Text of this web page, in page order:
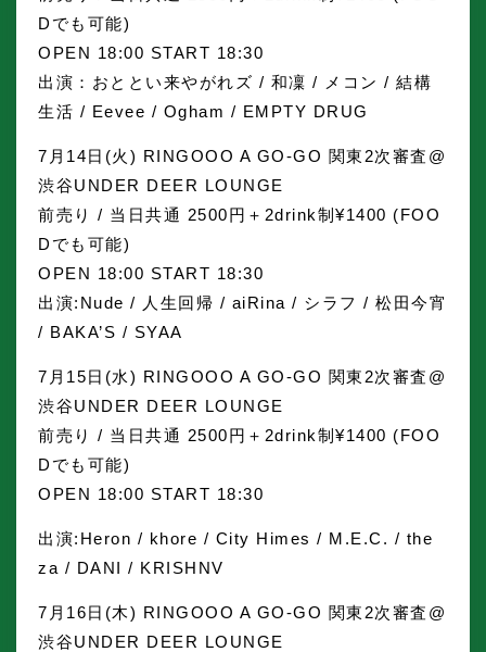
Dでも可能)
OPEN 18:00 START 18:30
出演：おととい来やがれズ / 和凜 / メコン / 結構
生活 / Eevee / Ogham / EMPTY DRUG
7月14日(火) RINGOOO A GO-GO 関東2次審査@
渋谷UNDER DEER LOUNGE
前売り / 当日共通 2500円＋2drink制¥1400 (FOO
Dでも可能)
OPEN 18:00 START 18:30
出演:Nude / 人生回帰 / aiRina / シラフ / 松田今宵
/ BAKA’S / SYAA
7月15日(水) RINGOOO A GO-GO 関東2次審査@
渋谷UNDER DEER LOUNGE
前売り / 当日共通 2500円＋2drink制¥1400 (FOO
Dでも可能)
OPEN 18:00 START 18:30
出演:Heron / khore / City Himes / M.E.C. / the
za / DANI / KRISHNV
7月16日(木) RINGOOO A GO-GO 関東2次審査@
渋谷UNDER DEER LOUNGE